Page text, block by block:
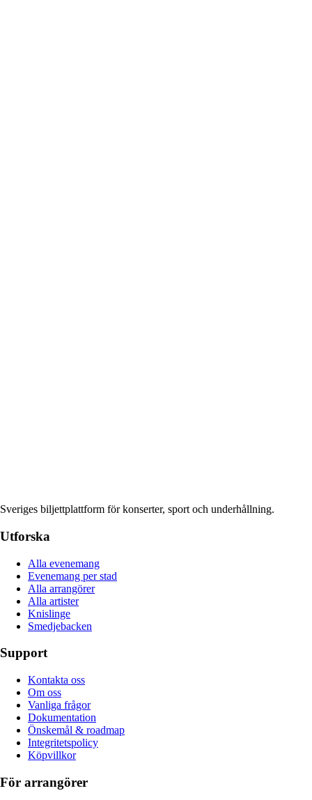
Sveriges biljettplattform för konserter, sport och underhållning.
Utforska
Alla evenemang
Evenemang per stad
Alla arrangörer
Alla artister
Knislinge
Smedjebacken
Support
Kontakta oss
Om oss
Vanliga frågor
Dokumentation
Önskemål & roadmap
Integritetspolicy
Köpvillkor
För arrangörer